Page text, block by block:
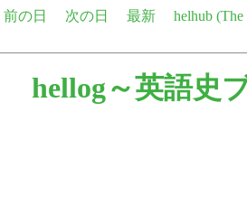
前の日 次の日 最新
helhub
hellog～英語史